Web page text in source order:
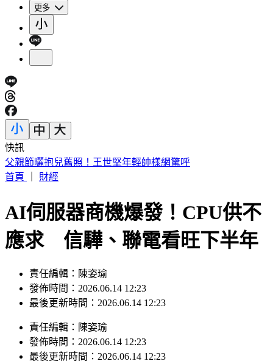
更多
快訊
彰化「民進黨老將」蔡裕昌肺腺癌病逝 享壽71歲
首頁
財經
AI伺服器商機爆發！CPU供不
應求 信驊、聯電看旺下半年
責任編輯：陳姿瑜
發佈時間：2026.06.14 12:23
最後更新時間：2026.06.14 12:23
責任編輯 ： 陳姿瑜
發佈時間： 2026.06.14 12:23
最後更新時間： 2026.06.14 12:23